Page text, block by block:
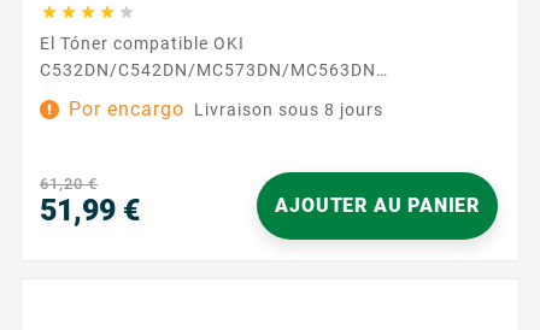
    
El Tóner compatible OKI
C532DN/C542DN/MC573DN/MC563DN
(46490607/46490403) cian está diseñado para
ofrecer una experiencia de impresión fiable y sin
documentos profesionales, presentaciones y
materiales visuales en color, ofrece un resultado
nítido, limpio y uniforme , página tras página.
Por encargo Livraison sous 8 jours
61,20 €
51,99 € AJOUTER AU PANIER